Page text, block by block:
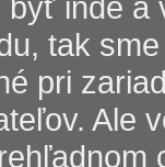
byť inde a
tak
pri
Ale